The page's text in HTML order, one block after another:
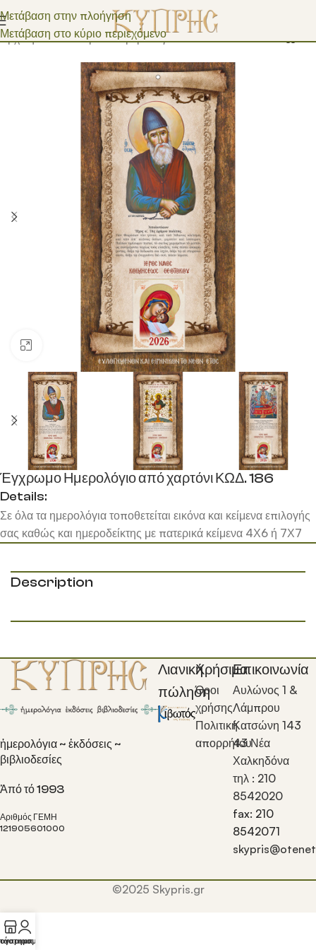
Μετάβαση στην πλοήγηση
Μετάβαση στο κύριο περιεχόμενο
Αρχική σελίδα/Χάρτινα Ημερολόγια
Κάντε κλικ για μεγέθυνση
Έγχρωμο Ημερολόγιο από χαρτόνι ΚΩΔ. 186
Details:
Σε όλα τα ημερολόγια τοποθετείται εικόνα και κείμενα επιλογής
σας καθώς και ημεροδείκτης με πατερικά κείμενα 4Χ6 ή 7Χ7
Description
ἡμερολόγια ~ ἐκδόσεις ~
βιβλιοδεσίες
Ἀπό τό 1993
Αριθμός ΓΕΜΗ
121905601000
Λιανική
πώληση
Χρήσιμα
Όροι
χρήσης
Πολιτική
απορρήτου
Επικοινωνία
Αυλώνος 1 &
Λάμπρου
Κατσώνη 143
43 Νέα
Χαλκηδόνα
τηλ : 210
8542020
fax: 210
8542071
©2025 Skypris.gr
μου